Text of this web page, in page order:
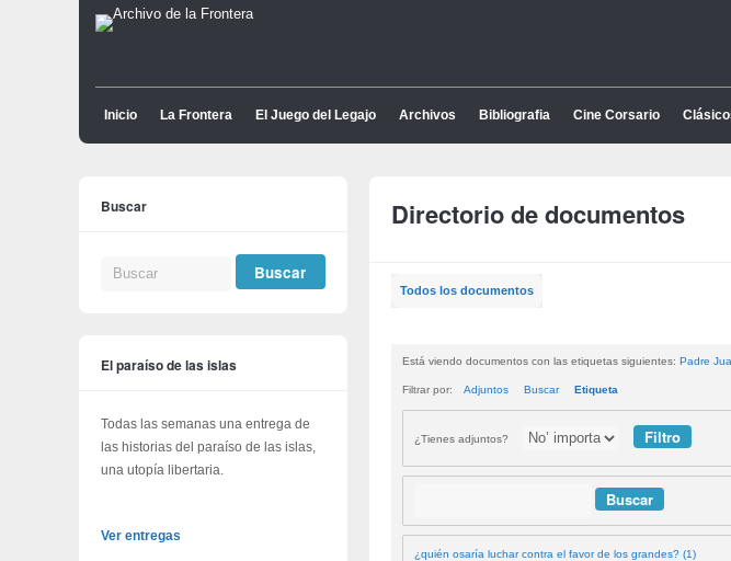
Inicio La Frontera El Juego del Legajo Archivos Bibliografia Cine Corsario
Directorio de documentos
Todos los documentos
Está viendo documentos con las etiquetas siguientes: Padre
Filtrar por: Adjuntos Buscar Etiqueta
¿Tienes adjuntos?
¿quién osaría luchar contra el favor de los grandes? (1)
Buscar
El paraíso de las islas
Todas las semanas una entrega de
las historias del paraíso de las islas,
una utopía libertaria.
Ver entregas